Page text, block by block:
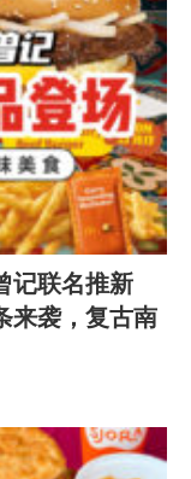
记联名推新
来袭，复古南